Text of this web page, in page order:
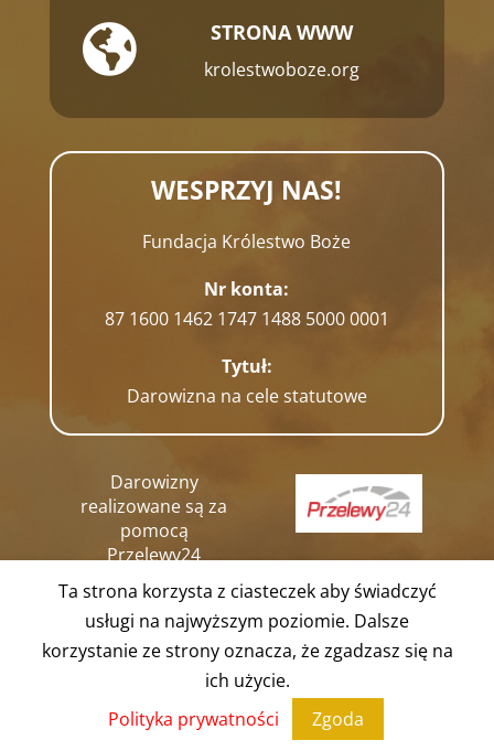
 STRONA WWW
krolestwoboze.org
WESPRZYJ NAS!
Fundacja Królestwo Boże
Nr konta:
87 1600 1462 1747 1488 5000 0001
Tytuł:
Darowizna na cele statutowe
Darowizny
realizowane są za
pomocą
Przelewy24
- wsparcie adito.pl|
Regulamin darowizn|Polityka Prywatności
Ta strona korzysta z ciasteczek aby świadczyć
usługi na najwyższym poziomie. Dalsze
korzystanie ze strony oznacza, że zgadzasz się na
ich użycie.
Polityka prywatności
Zgoda